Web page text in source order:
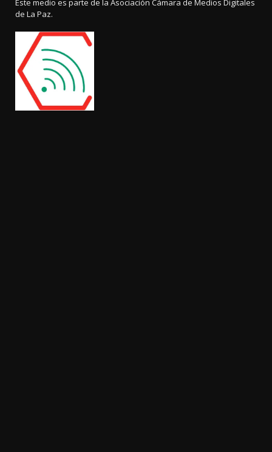
Este medio es parte de la Asociación Cámara de Medios Digitales
de La Paz.